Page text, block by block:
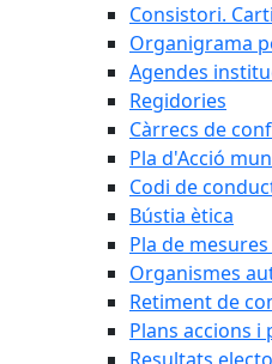
Consistori.
Organigrama
Agendes
Regidories
Càrrecs de
Pla d'Acció
Codi de
Bústia ètica
Pla de
Organismes
Retiment de
Plans accions i